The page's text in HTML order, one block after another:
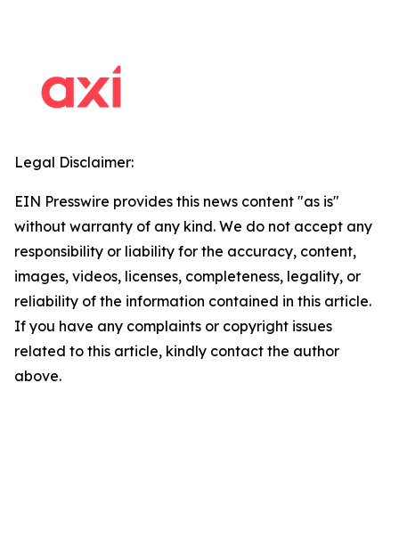
Legal Disclaimer:
EIN Presswire provides this news content "as is"
without warranty of any kind. We do not accept any
responsibility or liability for the accuracy, content,
images, videos, licenses, completeness, legality, or
reliability of the information contained in this article.
If you have any complaints or copyright issues
related to this article, kindly contact the author
above.